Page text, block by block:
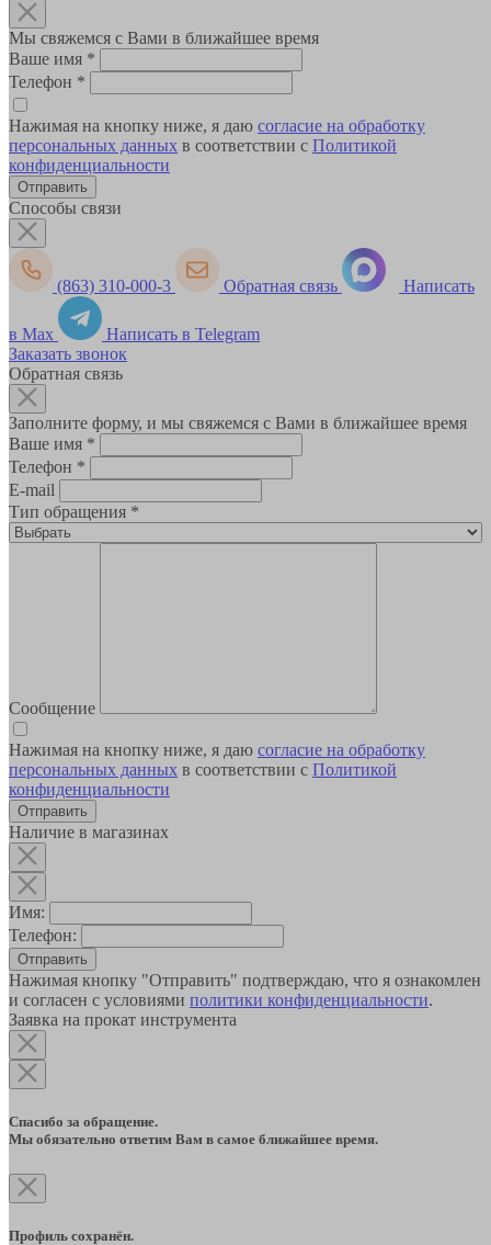
Мы свяжемся с Вами в ближайшее время
Ваше имя *
Телефон *
Нажимая на кнопку ниже, я даю согласие на обработку
персональных данных в соответствии с Политикой
конфиденциальности
Способы связи
(863) 310-000-3 Обратная связь Написать
в Max
Написать в Telegram
Заказать звонок
Обратная связь
Заполните форму, и мы свяжемся с Вами в ближайшее время
Ваше имя *
Телефон *
E-mail
Тип обращения *
Сообщение
Нажимая на кнопку ниже, я даю согласие на обработку
персональных данных в соответствии с Политикой
конфиденциальности
Наличие в магазинах
Имя:
Телефон:
Отправить
Нажимая кнопку "Отправить" подтверждаю, что я ознакомлен
и согласен с условиями политики конфиденциальности.
Заявка на прокат инструмента
Спасибо за обращение.
Мы обязательно ответим Вам в самое ближайшее время.
Профиль сохранён.